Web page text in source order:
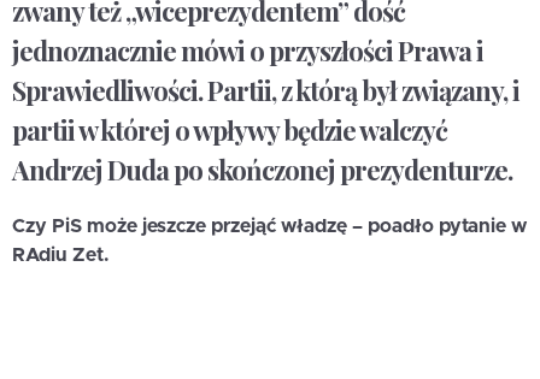
zwany też „wiceprezydentem” dość
jednoznacznie mówi o przyszłości Prawa i
Sprawiedliwości. Partii, z którą był związany, i
partii w której o wpływy będzie walczyć
Andrzej Duda po skończonej prezydenturze.
Czy PiS może jeszcze przejąć władzę – poadło pytanie w
RAdiu Zet.